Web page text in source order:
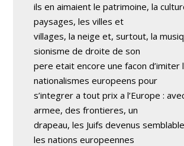
ils en aimaient le patrimoine, la
paysages, les villes et
villages, la neige et, surtout, la
sionisme de droite de son
pere etait encore une facon d’imiter
nationalismes europeens pour
s’integrer a tout prix a l’Europe :
armee, des frontieres, un
drapeau, les Juifs devenus
les nations europeennes